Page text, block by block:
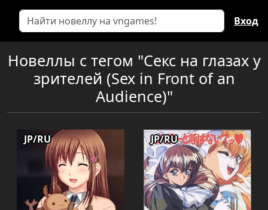
Вход
Новеллы с тегом "Секс на глазах у
зрителей (Sex in Front of an
Audience)"
JP/RU JP/RU